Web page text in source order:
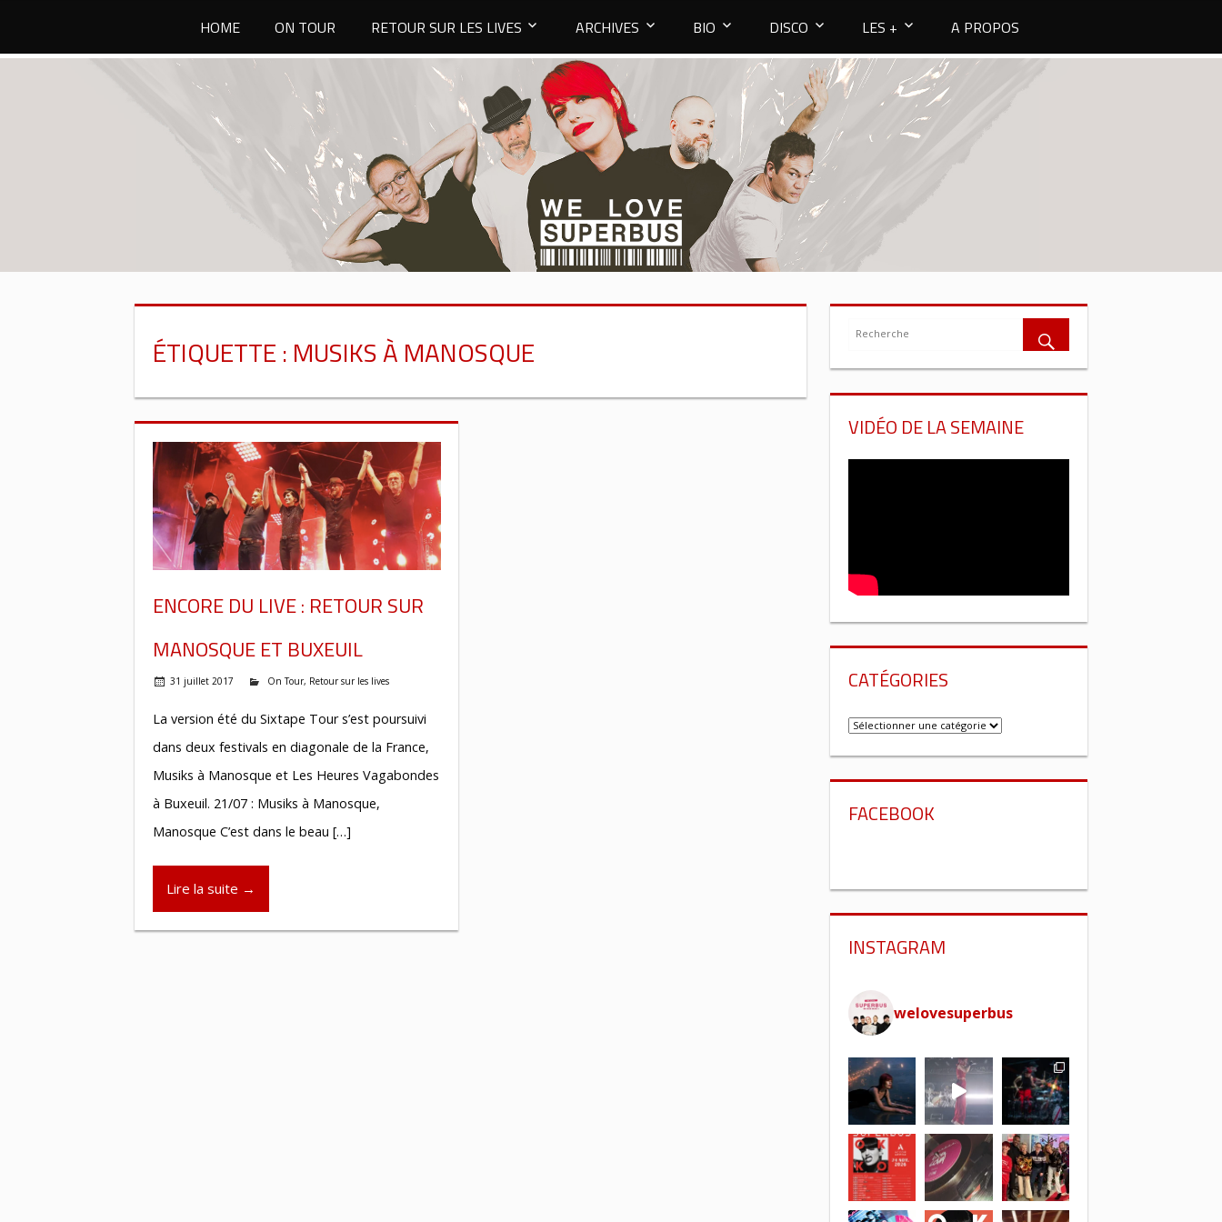
contenu
HOME ON TOUR RETOUR SUR LES LIVES ARCHIVES BIO DISCO LES + A PROPOS
ÉTIQUETTE : MUSIKS À MANOSQUE
ENCORE DU LIVE : RETOUR SUR
MANOSQUE ET BUXEUIL
31 juillet 2017 On Tour, Retour sur les lives
La version été du Sixtape Tour s’est poursuivi
dans deux festivals en diagonale de la France,
Musiks à Manosque et Les Heures Vagabondes
à Buxeuil. 21/07 : Musiks à Manosque,
Manosque C’est dans le beau […]
Lire la suite →
VIDÉO DE LA SEMAINE
CATÉGORIES
Catégories
FACEBOOK
INSTAGRAM
welovesuperbus